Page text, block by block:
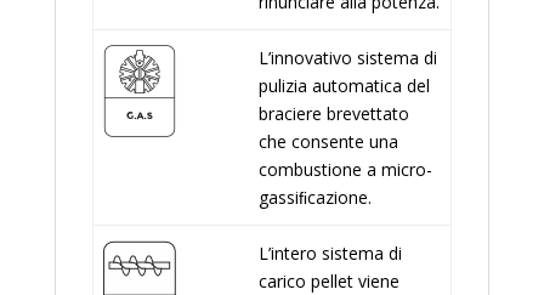
L’innovativo sistema di
pulizia automatica del
braciere brevettato
che consente una
combustione a micro-
gassiﬁcazione.
L’intero sistema di
carico pellet viene